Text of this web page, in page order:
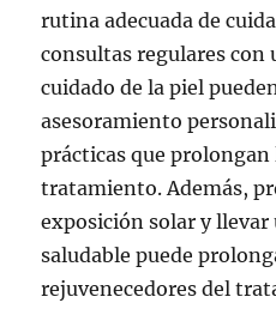
rutina adecuada de
consultas regulares con
cuidado de la piel
asesoramiento
prácticas que
tratamiento. Además,
exposición solar y llevar
saludable puede
rejuvenecedores del